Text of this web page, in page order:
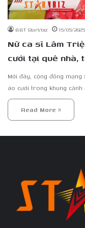
BBT StarVbiz 15/05/2025
Nữ ca sĩ Lâm
cưới tại quê nhà,
Mới đây, cộng đồng
áo cưới trong khung cảnh
Read More »